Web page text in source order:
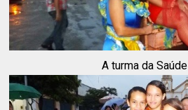
A turma da Saúde